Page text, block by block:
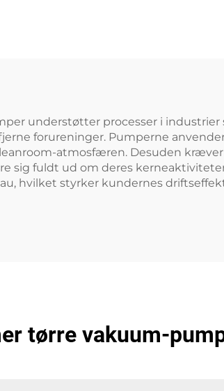
understøtter processer i industrier
forureninger. Pumperne
atmosfæren. Desuden
sig fuldt ud om deres
hvilket styrker kundernes
tørre vakuum-